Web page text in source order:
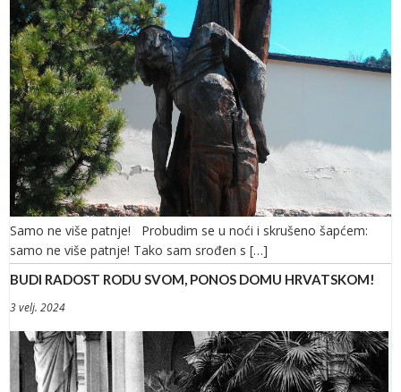
Samo ne više patnje! Probudim se u noći i skrušeno šapćem:
samo ne više patnje! Tako sam srođen s […]
BUDI RADOST RODU SVOM, PONOS DOMU HRVATSKOM!
3 velj. 2024